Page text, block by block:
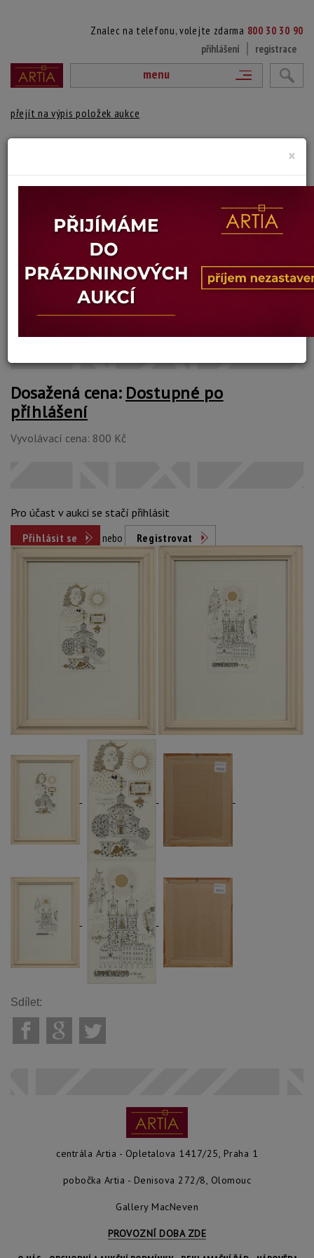
Znalec na telefonu, volejte zdarma 800 30 30 90
přihlášení
registrace
menu
přejít na výpis položek aukce
Autor:Jiří Švengsbír
vydraženo
2ks, zaskleno a rámováno.
Technika: ocelorytina
Šířka: 10 cm, výška: 17 cm, rámování: 35 x 26 cm
Konec dražby:05.06.2024 20:57 SELČ
Dosažená cena: Dostupné po
přihlášení
Vyvolávací cena: 800 Kč
Pro účast v aukci se stačí přihlásit
Přihlásit se
nebo Registrovat
Sdílet:
centrála Artia - Opletalova 1417/25, Praha 1
pobočka Artia - Denisova 272/8, Olomouc
Gallery MacNeven
PROVOZNÍ DOBA ZDE
×